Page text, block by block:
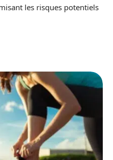
les risques potentiels